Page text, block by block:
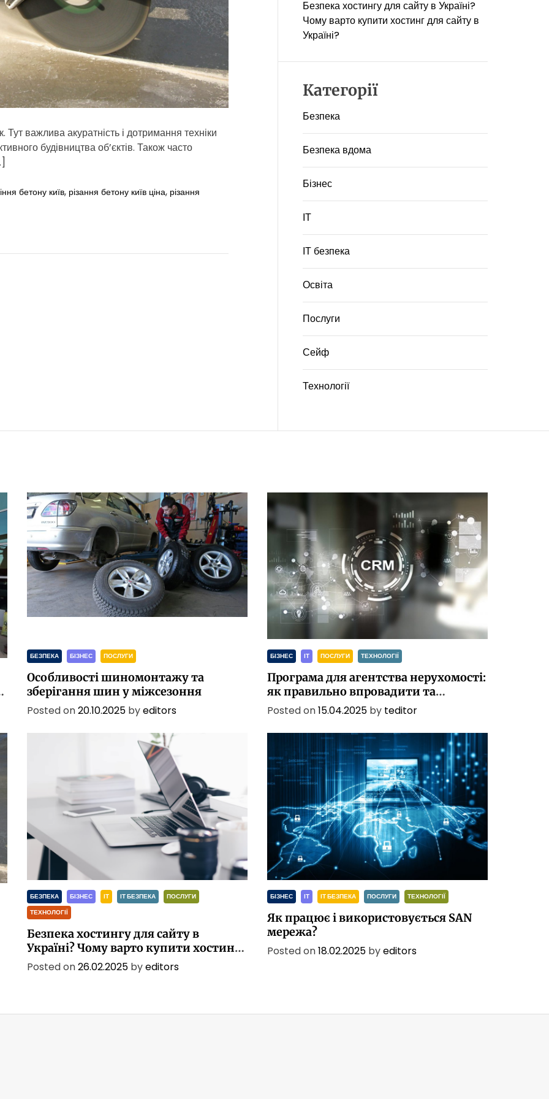
t
e
важлива акуратність і дотримання техніки
будівництва об’єктів. Також часто
бетону київ, різання бетону київ ціна, різання
Безпека хостингу для сайту в Україні?
Чому варто купити хостинг для сайту в
Україні?
Категорії
Безпека
Безпека вдома
Бізнес
ІТ
ІТ безпека
Освіта
Послуги
Сейф
Технології
БЕЗПЕКА БІЗНЕС ПОСЛУГИ
Особливості шиномонтажу та
зберігання шин у міжсезоння
Posted on20.10.2025 byeditors
БІЗНЕС ІТ ПОСЛУГИ ТЕХНОЛОГІЇ
Програма для агентства нерухомості:
як правильно впровадити та
налаштувати CRM
Posted on15.04.2025 by teditor
БЕЗПЕКА БІЗНЕС ІТ ІТ БЕЗПЕКА
ПОСЛУГИ
ТЕХНОЛОГІЇ
Безпека хостингу для сайту в
Україні? Чому варто купити хостинг
для сайту в Україні?
Posted on26.02.2025 byeditors
БІЗНЕС ІТ ІТ БЕЗПЕКА ПОСЛУГИ ТЕХНОЛОГІЇ
Як працює і використовується SAN
мережа?
Posted on18.02.2025 byeditors